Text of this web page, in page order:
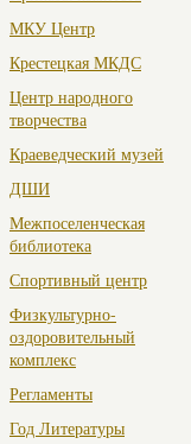
МКУ Центр
Крестецкая МКДС
Центр народного
творчества
Краеведческий музей
ДШИ
Межпоселенческая
библиотека
Спортивный центр
Физкультурно-
оздоровительный
комплекс
Регламенты
Год Литературы